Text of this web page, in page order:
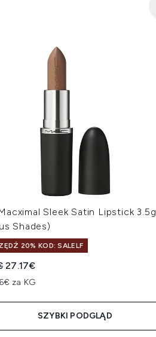
Sleek Satin Lipstick 3.5g
Shades)
20% KOD: SALELF
cena detaliczna:
Aktualna cena:
27.17€
za KG
SZYBKI PODGLĄD